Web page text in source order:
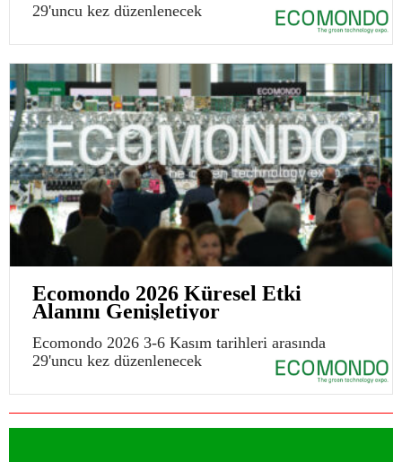
29'uncu kez düzenlenecek
Ecomondo 2026 Küresel Etki
Alanını Genişletiyor
Ecomondo 2026 3-6 Kasım tarihleri arasında
29'uncu kez düzenlenecek